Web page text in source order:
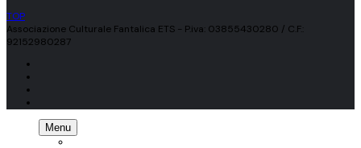
TOP
Associazione Culturale Fantalica ETS - P.iva: 03855430280 / C.F.:
92152980287
Menu